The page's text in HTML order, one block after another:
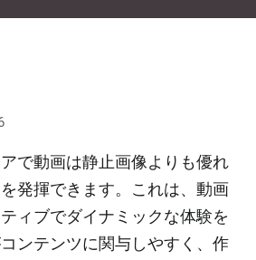
で動画は静止画像よりも優れ
発揮できます。これは、動画
ィブでダイナミックな体験を
ンテンツに関与しやすく、作